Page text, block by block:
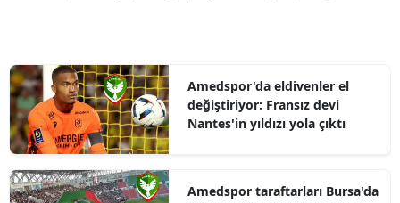
Amedspor'da eldivenler el
değiştiriyor: Fransız devi
Nantes'in yıldızı yola çıktı
Amedspor taraftarları Bursa'da